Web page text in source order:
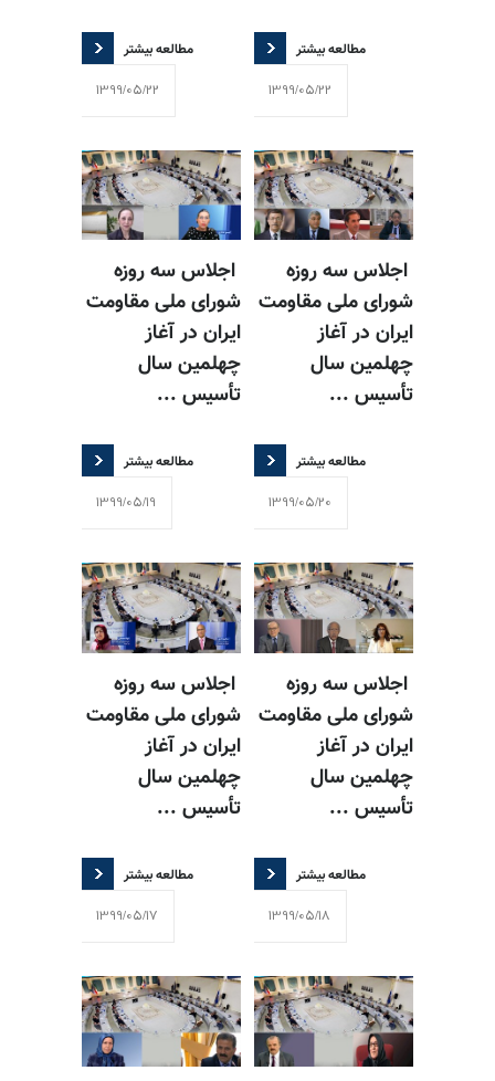
مطالعه بیشتر
1399/05/22
مطالعه بیشتر
1399/05/22
اجلاس سه روزه
شورای ملی مقاومت
ایران در آغاز
چهلمین سال
تأسیس ...
مطالعه بیشتر
1399/05/20
اجلاس سه روزه
شورای ملی مقاومت
ایران در آغاز
چهلمین سال
تأسیس ...
مطالعه بیشتر
1399/05/19
اجلاس سه روزه
شورای ملی مقاومت
ایران در آغاز
چهلمین سال
تأسیس ...
مطالعه بیشتر
1399/05/18
اجلاس سه روزه
شورای ملی مقاومت
ایران در آغاز
چهلمین سال
تأسیس ...
مطالعه بیشتر
1399/05/17